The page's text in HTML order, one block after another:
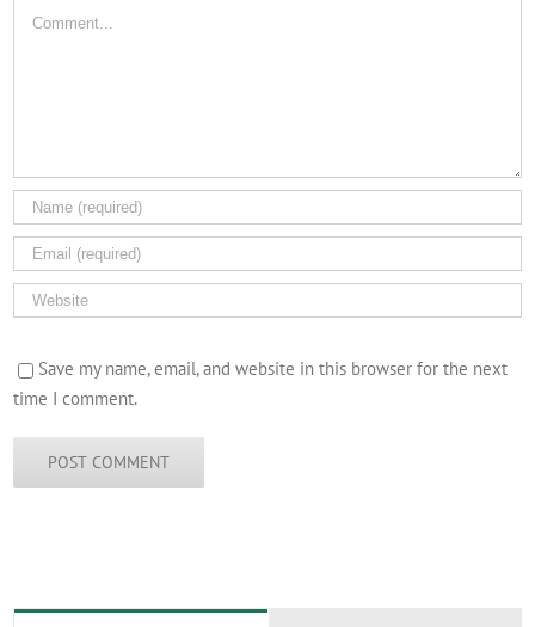
Comment
Save my name, email, and website in this browser for the next
time I comment.